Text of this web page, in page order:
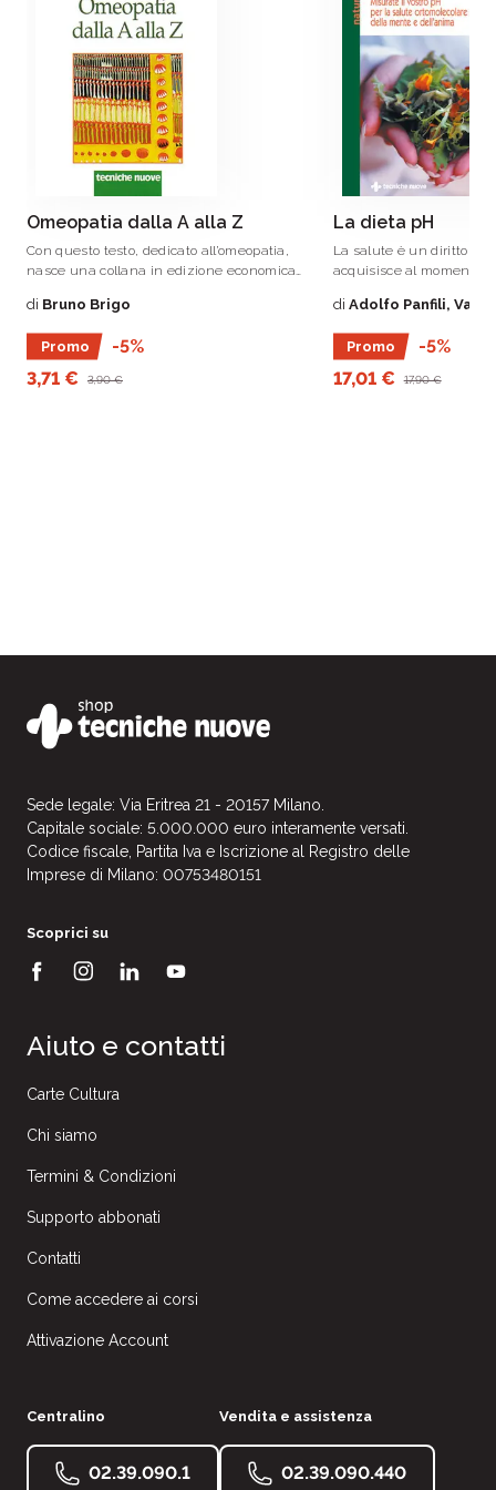
promuove l’innovazione come motore della
crescita delle aziende e dei professionistiitaliani
e di chiunque voglia accrescere le proprie
conoscenze e competenze
Omeopatia dalla A alla Z
Con questo testo, dedicato all’omeopatia,
nasce una collana in edizione economica
numerose forme della medicina.
di Bruno Brigo
Promo
-5%
3,71 €
3,90 €
La dieta pH
La salute è un diritto che
acquisisce al momento
essenziali di
volume gli autori sono
sintetizzare nella
di Adolfo Panfili,
Promo
-5%
17,01 €
17,90 €
Sede legale: Via Eritrea 21 - 20157 Milano.
Capitale sociale: 5.000.000 euro interamente versati.
Codice fiscale, Partita Iva e Iscrizione al Registro delle
Imprese di Milano: 00753480151
Scoprici su
Aiuto e contatti
Carte Cultura
Chi siamo
Termini & Condizioni
Supporto abbonati
Contatti
Come accedere ai corsi
Attivazione Account
Centralino
02.39.090.1
Vendita e assistenza
02.39.090.440